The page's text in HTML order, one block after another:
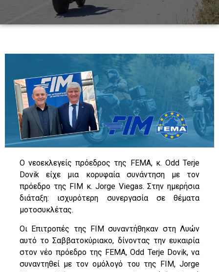
Ο νεοεκλεγείς πρόεδρος της FEMA, κ. Odd Terje
Dovik είχε μια κορυφαία συνάντηση με τον
πρόεδρο της FIM κ. Jorge Viegas. Στην ημερήσια
διάταξη: ισχυρότερη συνεργασία σε θέματα
μοτοσυκλέτας.
Οι Επιτροπές της FIM συναντήθηκαν στη Λυών
αυτό το Σαββατοκύριακο, δίνοντας την ευκαιρία
στον νέο πρόεδρο της FEMA, Odd Terje Dovik, να
συναντηθεί με τον ομόλογό του της FIM, Jorge